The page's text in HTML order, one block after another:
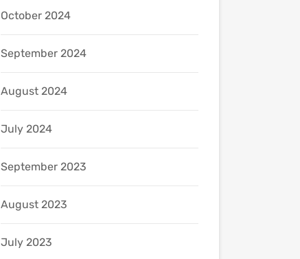
October 2024
September 2024
August 2024
July 2024
September 2023
August 2023
July 2023